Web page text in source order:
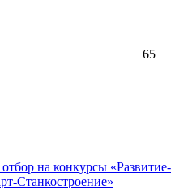
65
на конкурсы «Развитие-
Станкостроение»